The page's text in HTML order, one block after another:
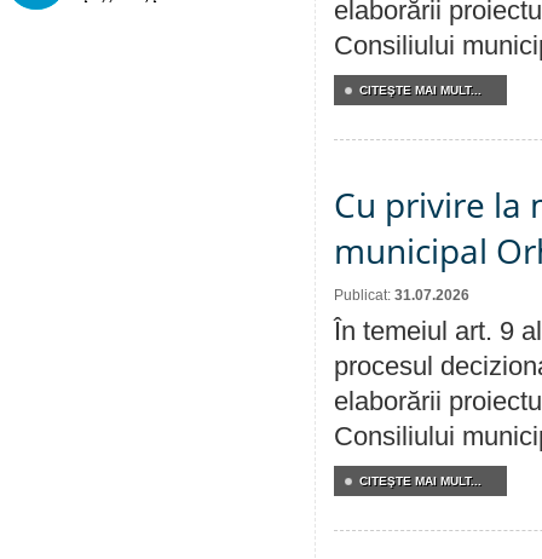
elaborării
Consiliului
CITEŞTE MAI MULT...
Cu privire la
municipal
Publicat: 31.07.2026
În temeiul art. 9
procesul
elaborării
Consiliului
CITEŞTE MAI MULT...